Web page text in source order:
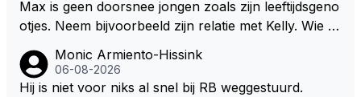
Max is geen doorsnee jongen zoals zijn leeftijdsgeno
otjes. Neem bijvoorbeeld zijn relatie met Kelly. Wie g
artjes ouder is en al een kleine heeft van een voorm
alig RB-lid op de leeftijd van 23 jaar? Hij doet dingen
Monic Armiento-Hissink
06-08-2026
Hij is niet voor niks al snel bij RB weggestuurd.